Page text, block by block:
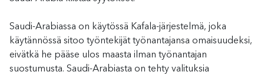
Saudi-Arabiassa on käytössä Kafala-järjestelmä, joka
käytännössä sitoo työntekijät työnantajansa omaisuudeksi,
eivätkä he pääse ulos maasta ilman työnantajan
suostumusta. Saudi-Arabiasta on tehty valituksia